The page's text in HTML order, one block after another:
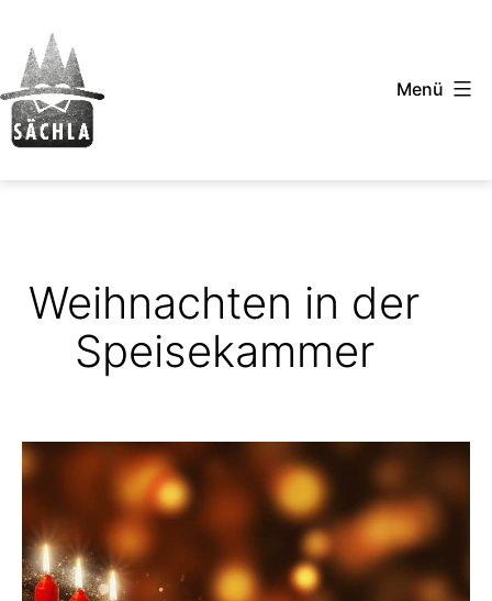
Inhalt
springen
Shirts
Menü
Weihnachten in der
Speisekammer